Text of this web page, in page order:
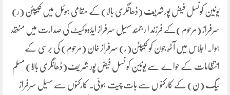
یونین کونسل فیض پورشریف (ڈھانگری بالا)کے مقامی ہوٹل میں کیپٹن (ر)
سرفراز (مرحوم)کے فرزند ا ر جمند سہیل سرفراز ایڈووکیٹ کی صدارت میں منعقد
ہوا۔ اجلاس میں آٹھ جون کو کیپٹن(ر) سرفراز خان (مرحوم) کی برسی کے
انتظامات کے حوالے سے یونین کو نسل فیض پور شر یف(ڈھانگری بالا) مسلم
لیگ (ن) کے کارکنو ں سے بات چیت ہوئی۔ کارکنوں سے سہیل سرفراز